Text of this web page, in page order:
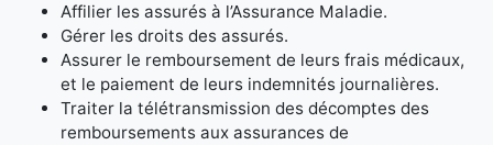
Affilier les assurés à l’Assurance Maladie.
Gérer les droits des assurés.
Assurer le remboursement de leurs frais médicaux,
et le paiement de leurs indemnités journalières.
Traiter la télétransmission des décomptes des
remboursements aux assurances de